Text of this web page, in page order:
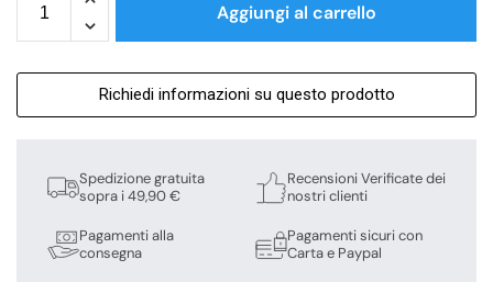
Aggiungi al carrello
Richiedi informazioni su questo prodotto
Spedizione gratuita
sopra i 49,90 €
Pagamenti alla
consegna
Recensioni Verificate dei
nostri clienti
Pagamenti sicuri con
Carta e Paypal